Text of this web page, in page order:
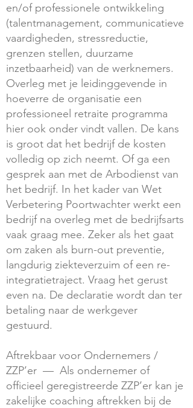
en/of professionele ontwikkeling
(talentmanagement, communicatieve
vaardigheden, stressreductie,
grenzen stellen, duurzame
inzetbaarheid) van de werknemers.
Overleg met je leidinggevende in
hoeverre de organisatie een
professioneel retraite programma
hier ook onder vindt vallen. De kans
is groot dat het bedrijf de kosten
volledig op zich neemt. Of ga een
gesprek aan met de Arbodienst van
het bedrijf. In het kader van Wet
Verbetering Poortwachter werkt een
bedrijf na overleg met de bedrijfsarts
vaak graag mee. Zeker als het gaat
om zaken als burn-out preventie,
langdurig ziekteverzuim of een re-
integratietraject. Vraag het gerust
even na. De declaratie wordt dan ter
betaling naar de werkgever
gestuurd.
Aftrekbaar voor Ondernemers /
ZZP’er — Als ondernemer of
officieel geregistreerde ZZP’er kan je
zakelijke coaching aftrekken bij de